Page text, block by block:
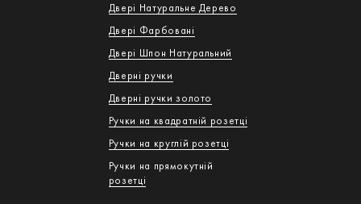
Двері Натуральне Дерево
Двері Фарбовані
Двері Шпон Натуральний
Дверні ручки
Дверні ручки золото
Ручки на квадратній розетці
Ручки на круглій розетці
Ручки на прямокутній
розетці